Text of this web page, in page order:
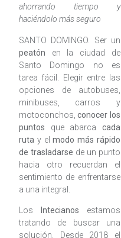
ahorrando tiempo y
haciéndolo más seguro
SANTO DOMINGO. Ser un
peatón en la ciudad de
Santo Domingo no es
tarea fácil. Elegir entre las
opciones de autobuses,
minibuses, carros y
motoconchos,conocer los
puntos que abarca cada
ruta y elmodo más rápido
de trasladarse de un punto
hacia otro recuerdan el
sentimiento de enfrentarse
a una integral.
Los Intecianos estamos
tratando de buscar una
solución. Desde 2018 el